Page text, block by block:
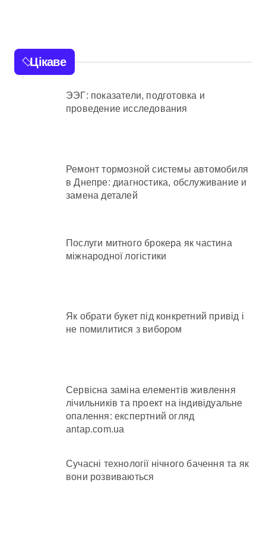
Цікаве
ЭЭГ: показатели, подготовка и
проведение исследования
Ремонт тормозной системы автомобиля
в Днепре: диагностика, обслуживание и
замена деталей
Послуги митного брокера як частина
міжнародної логістики
Як обрати букет під конкретний привід і
не помилитися з вибором
Сервісна заміна елементів живлення
лічильників та проект на індивідуальне
опалення: експертний огляд
antap.com.ua
Сучасні технології нічного бачення та як
вони розвиваються